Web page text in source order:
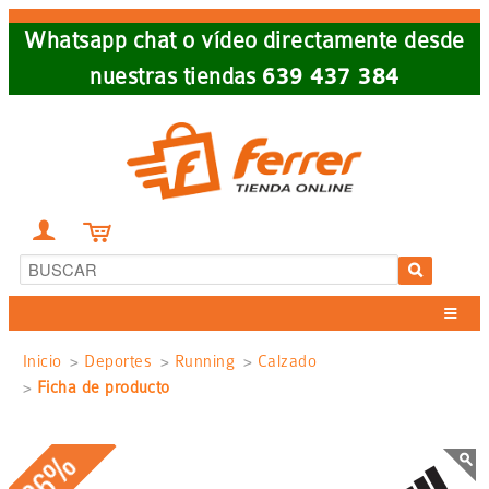
Skip
Whatsapp chat o vídeo directamente desde
nuestras tiendas 639 437 384
 
Sobrescribir
de
Inicio Deportes Running
Calzado
Ficha de producto